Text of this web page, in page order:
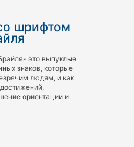
шрифтом
это выпуклые
знаков, которые
людям, и как
достижений,
ориентации и